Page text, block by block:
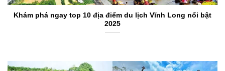
Khám phá ngay top 10 địa điểm du lịch Vĩnh Long nổi bật
2025